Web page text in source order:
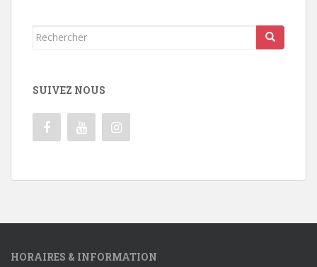
Rechercher...
SUIVEZ NOUS
HORAIRES & INFORMATION